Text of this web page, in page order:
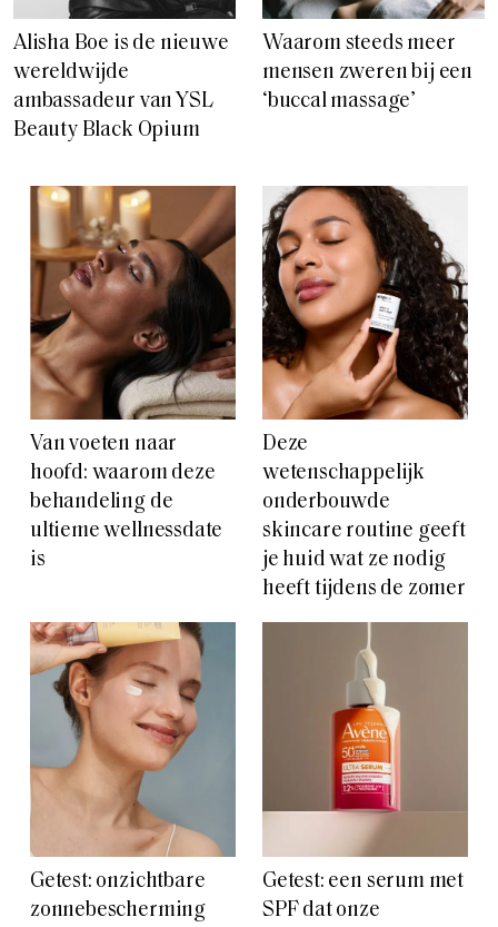
Alisha Boe is de nieuwe
wereldwijde
ambassadeur van YSL
Beauty Black Opium
Waarom steeds meer
mensen zweren bij een
‘buccal massage’
Van voeten naar
hoofd: waarom deze
behandeling de
ultieme wellnessdate
is
Deze
wetenschappelijk
onderbouwde
skincare routine geeft
je huid wat ze nodig
heeft tijdens de zomer
Getest: onzichtbare
zonnebescherming
Getest: een serum met
SPF dat onze